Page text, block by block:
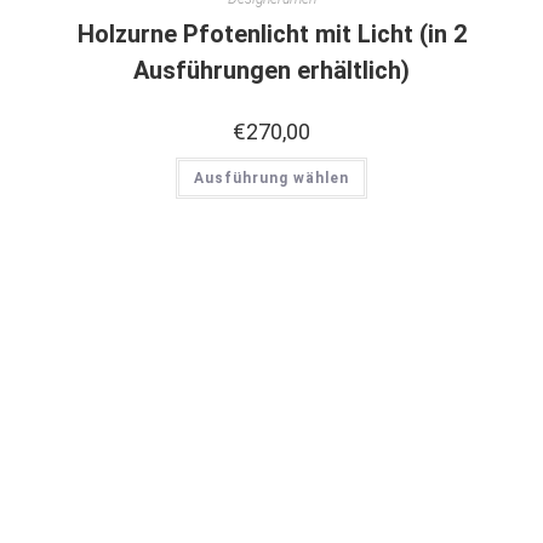
Holzurne Pfotenlicht mit Licht (in 2
Ausführungen erhältlich)
€270,00
Ausführung wählen